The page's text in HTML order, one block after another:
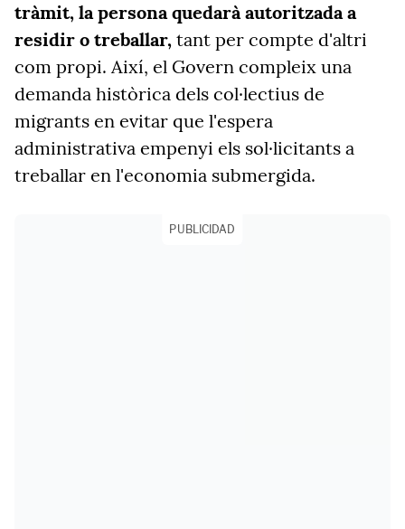
tràmit, la persona quedarà autoritzada a
residir o treballar, tant per compte d'altri
com propi. Així, el Govern compleix una
demanda històrica dels col·lectius de
migrants en evitar que l'espera
administrativa empenyi els sol·licitants a
treballar en l'economia submergida.
PUBLICIDAD